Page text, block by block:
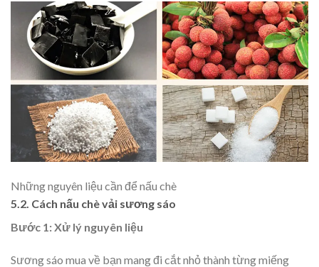
Những nguyên liệu cần để nấu chè
5.2. Cách nấu chè vải sương sáo
Bước 1: Xử lý nguyên liệu
Sương sáo mua về bạn mang đi cắt nhỏ thành từng miếng